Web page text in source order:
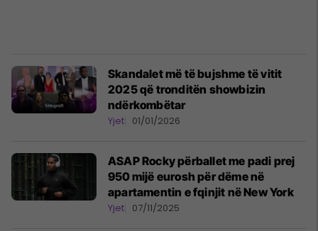
Skandalet më të bujshme të vitit
2025 që tronditën showbizin
ndërkombëtar
Yjet 01/01/2026
ASAP Rocky përballet me padi prej
950 mijë eurosh për dëme në
apartamentin e fqinjit në New York
Yjet 07/11/2025